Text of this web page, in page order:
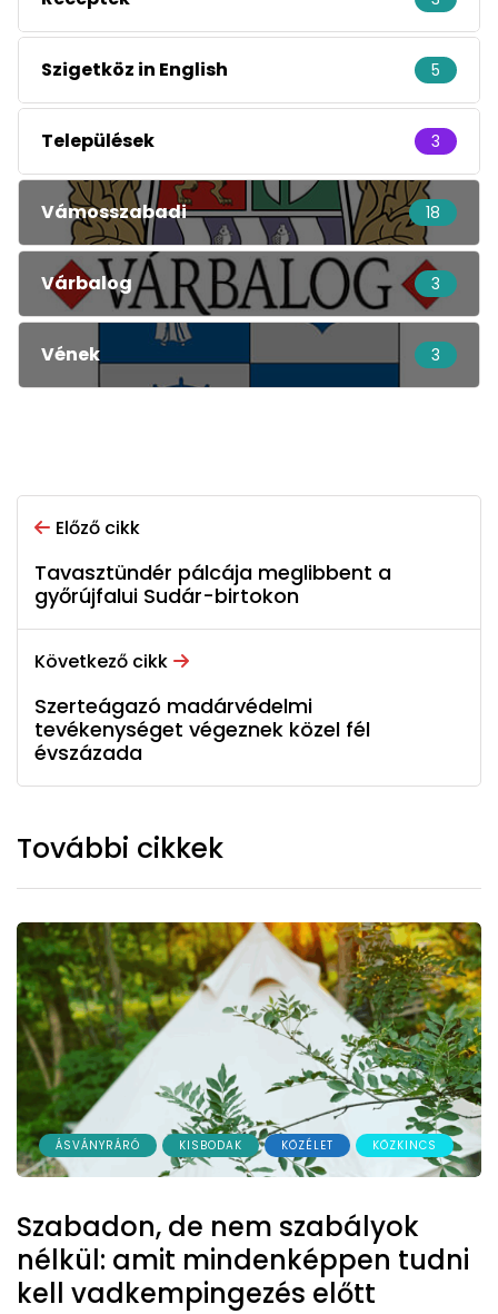
Szigetköz in English 5
Települések 3
Vámosszabadi 18
Várbalog 3
Vének 3
Előző cikk
Tavasztündér pálcája meglibbent a
győrújfalui Sudár-birtokon
Következő cikk
Szerteágazó madárvédelmi
tevékenységet végeznek közel fél
évszázada
További cikkek
ÁSVÁNYRÁRÓ KISBODAK KÖZÉLET KÖZKINCS
Szabadon, de nem szabályok
nélkül: amit mindenképpen tudni
kell vadkempingezés előtt